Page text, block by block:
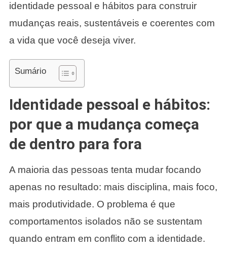
identidade pessoal e hábitos para construir
mudanças reais, sustentáveis e coerentes com
a vida que você deseja viver.
Sumário
Identidade pessoal e hábitos:
por que a mudança começa
de dentro para fora
A maioria das pessoas tenta mudar focando
apenas no resultado: mais disciplina, mais foco,
mais produtividade. O problema é que
comportamentos isolados não se sustentam
quando entram em conflito com a identidade.